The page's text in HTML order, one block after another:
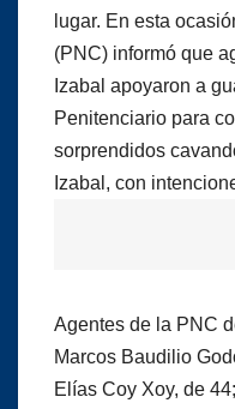
lugar. En esta
(PNC) informó que
Izabal apoyaron a
Penitenciario para
sorprendidos
Izabal, con
Agentes de la PNC
Marcos Baudilio
Elías Coy Xoy, de